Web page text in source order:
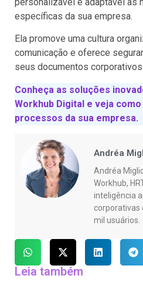
específicas da sua empresa.
Ela promove uma cultura
comunicação e oferece
seus documentos corporativos.
Conheça as soluções
Workhub Digital e veja
processos da sua empresa.
Andréa
Andréa
Workhub,
inteligência
corporativas
mil usuários.
Leia também